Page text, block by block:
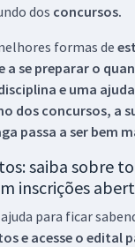
dos concursos.
formas de
a se preparar o
e uma
dos concursos, a
passa a ser bem
saiba sobre
inscrições
para ficar
e acesse o edital